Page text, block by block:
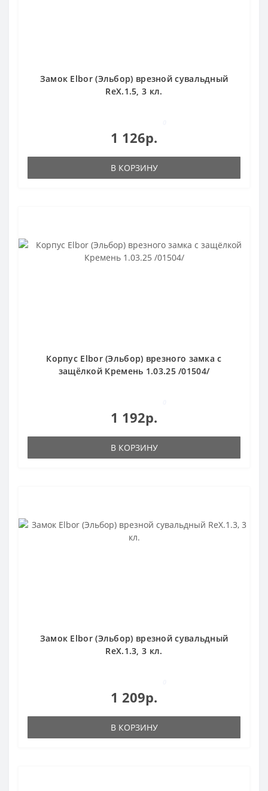
Замок Elbor (Эльбор) врезной сувальдный
RеХ.1.5, 3 кл.
1 126р.
В КОРЗИНУ
Корпус Elbor (Эльбор) врезного замка с
защёлкой Кремень 1.03.25 /01504/
1 192р.
В КОРЗИНУ
Замок Elbor (Эльбор) врезной сувальдный
RеХ.1.3, 3 кл.
1 209р.
В КОРЗИНУ